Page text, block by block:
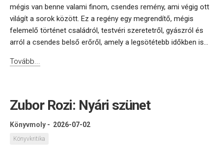
mégis van benne valami finom, csendes remény, ami végig ott
világít a sorok között. Ez a regény egy megrendítő, mégis
felemelő történet családról, testvéri szeretetről, gyászról és
arról a csendes belső erőről, amely a legsötétebb időkben is...
Tovább...
Zubor Rozi: Nyári szünet
Könyvmoly - 2026-07-02
Könyvkritika